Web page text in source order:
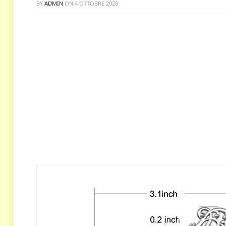
BY ADMIN ON 4 OTTOBRE 2020